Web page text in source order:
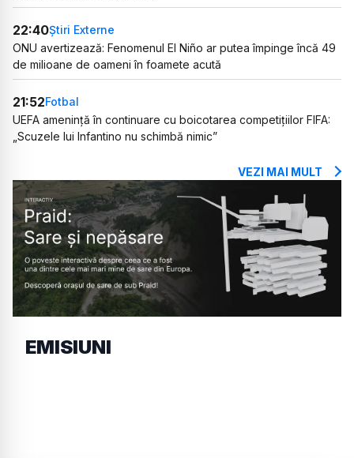
22:40Știri Externe
ONU avertizează: Fenomenul El Niño ar putea împinge încă 49
de milioane de oameni în foamete acută
21:52Fotbal
UEFA amenință în continuare cu boicotarea competițiilor FIFA:
„Scuzele lui Infantino nu schimbă nimic”
VEZI MAI MULT
EMISIUNI